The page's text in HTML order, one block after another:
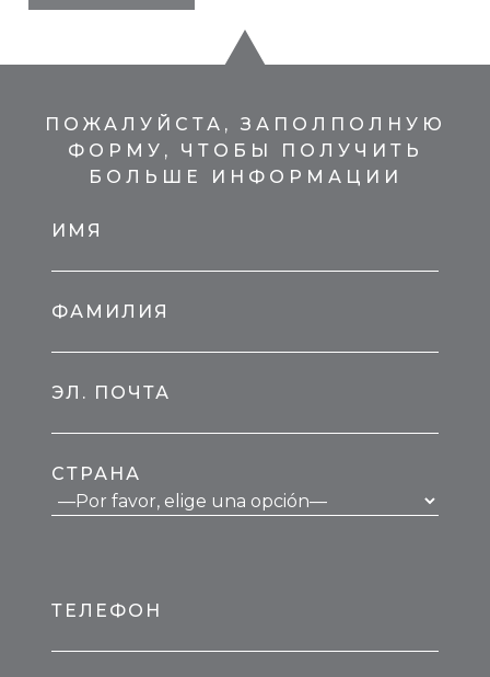
ПОЖАЛУЙСТА, ЗАПОЛПОЛНУЮ
ФОРМУ, ЧТОБЫ ПОЛУЧИТЬ
БОЛЬШЕ ИНФОРМАЦИИ
ИМЯ
ФАМИЛИЯ
ЭЛ. ПОЧТА
СТРАНА
ТЕЛЕФОН